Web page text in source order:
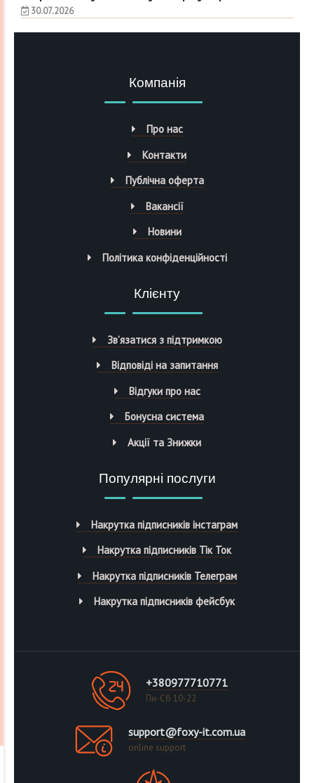
30.07.2026
Компанія
Про нас
Контакти
Публічна оферта
Вакансії
Новини
Політика конфіденційності
Клієнту
Зв’язатися з підтримкою
Відповіді на запитання
Відгуки про нас
Бонусна система
Акції та Знижки
Популярні послуги
Накрутка підписників інстаграм
Накрутка підписників Тік Ток
Накрутка підписників Телеграм
Накрутка підписників фейсбук
+380977710771
Пн-Сб 10-22
support@foxy-it.com.ua
online support